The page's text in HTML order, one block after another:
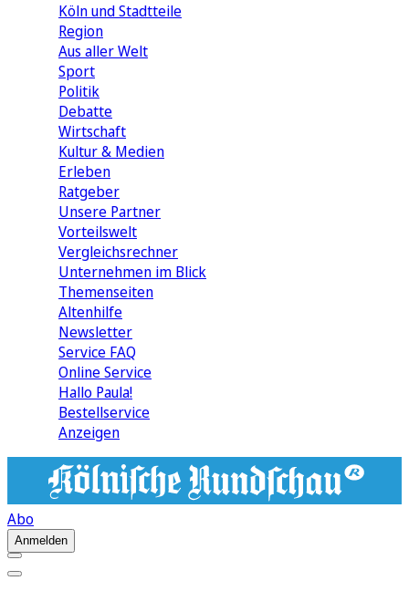
Köln und Stadtteile
Region
Aus aller Welt
Sport
Politik
Debatte
Wirtschaft
Kultur & Medien
Erleben
Ratgeber
Unsere Partner
Vorteilswelt
Vergleichsrechner
Unternehmen im Blick
Themenseiten
Altenhilfe
Newsletter
Service FAQ
Online Service
Hallo Paula!
Bestellservice
Anzeigen
Abo
Anmelden